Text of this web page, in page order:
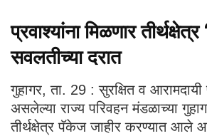
प्रवाश्यांना मिळणार
सवलतीच्या दरात
गुहागर, ता. 29 : सुरक्षित व आरामदायी
असलेल्या राज्य परिवहन मंडळाच्या
तीर्थक्षेत्र पॅकेज जाहीर करण्यात आले